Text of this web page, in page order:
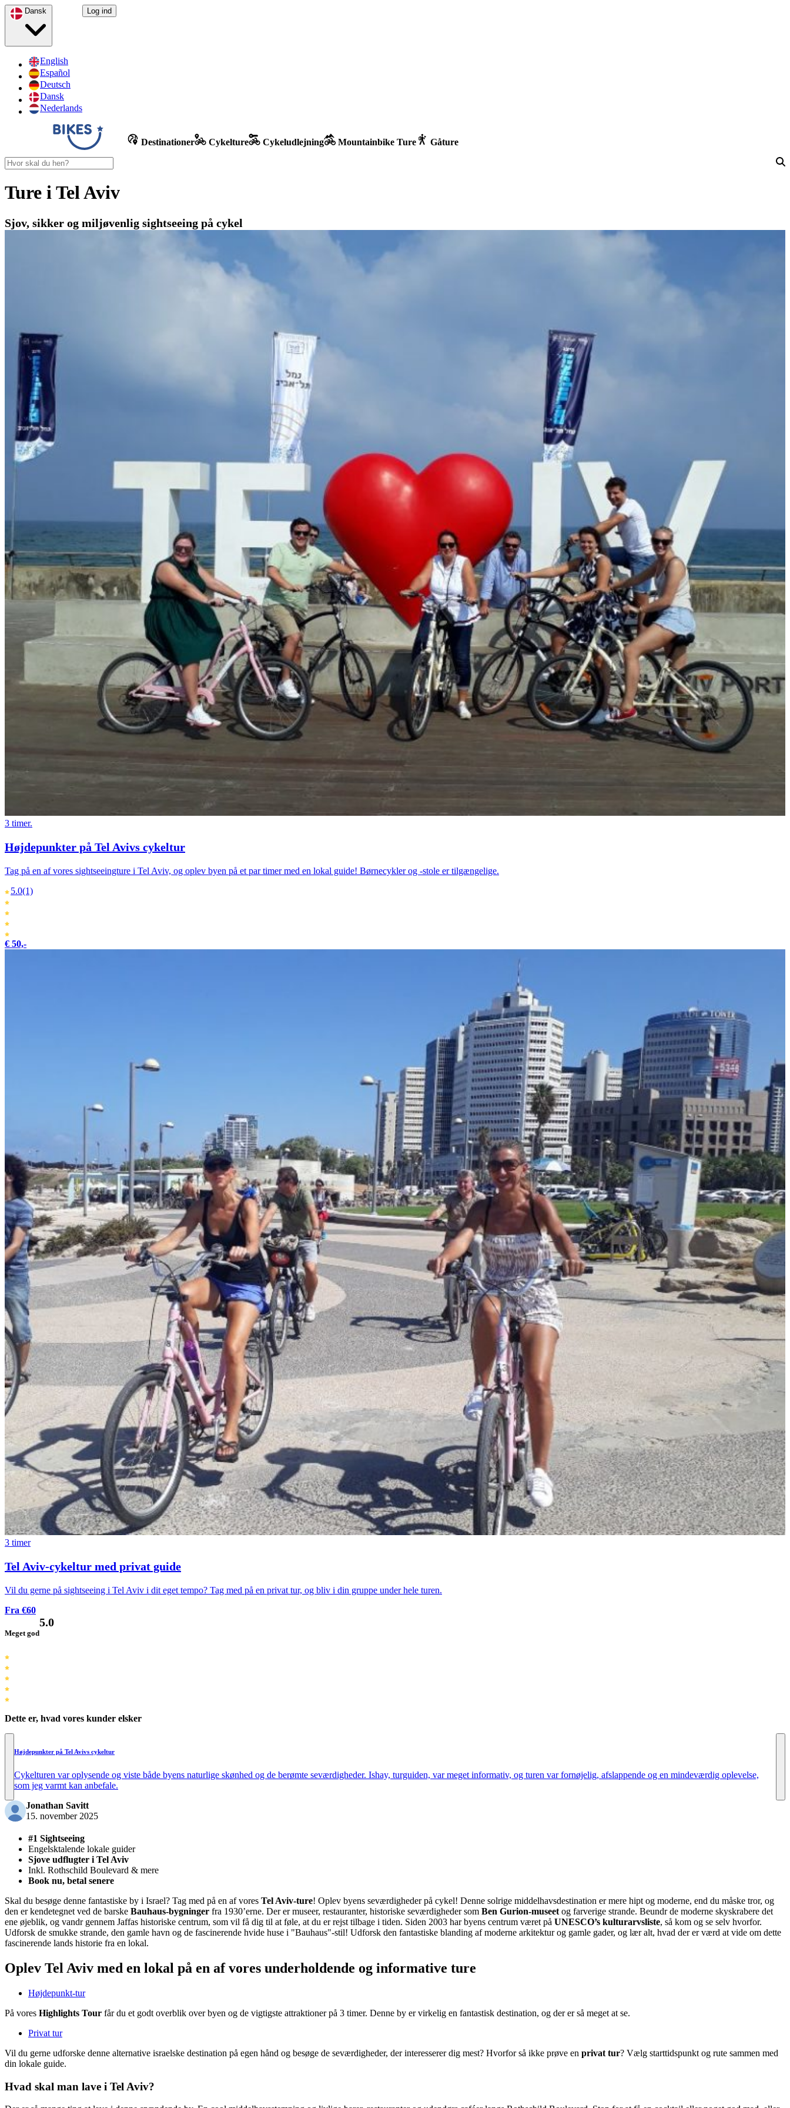
English
Español
Deutsch
Dansk
Nederlands
Log ind
Destinationer Cykelture Cykeludlejning Mountainbike Ture Gåture
Ture i Tel Aviv
Sjov, sikker og miljøvenlig sightseeing på cykel
3 timer.
Højdepunkter på Tel Avivs cykeltur
Tag på en af vores sightseeingture i Tel Aviv, og oplev byen på et par timer med en lokal guide! Børnecykler og -stole er tilgængelige.
5.0(1)
€ 50,-
3 timer
Tel Aviv-cykeltur med privat guide
Vil du gerne på sightseeing i Tel Aviv i dit eget tempo? Tag med på en privat tur, og bliv i din gruppe under hele turen.
Fra €60
Meget god
5.0
Dette er, hvad vores kunder elsker
Højdepunkter på Tel Avivs cykeltur
Cykelturen var oplysende og viste både byens naturlige skønhed og de berømte seværdigheder. Ishay, turguiden, var meget informativ, og turen var fornøjelig, afslappende og en mindeværdig oplevelse,
som jeg varmt kan anbefale.
Jonathan Savitt
15. november 2025
#1 Sightseeing
Engelsktalende lokale guider
Sjove udflugter i Tel Aviv
Inkl. Rothschild Boulevard & mere
Book nu, betal senere
Skal du besøge denne fantastiske by i Israel? Tag med på en af vores Tel Aviv-ture! Oplev byens seværdigheder på cykel! Denne solrige middelhavsdestination er mere hipt og moderne, end du måske tror, og
den er kendetegnet ved de barske Bauhaus-bygninger fra 1930’erne. Der er museer, restauranter, historiske seværdigheder som Ben Gurion-museet og farverige strande. Beundr de moderne skyskrabere det
ene øjeblik, og vandr gennem Jaffas historiske centrum, som vil få dig til at føle, at du er rejst tilbage i tiden. Siden 2003 har byens centrum været på UNESCO’s kulturarvsliste, så kom og se selv hvorfor.
Udforsk de smukke strande, den gamle havn og de fascinerende hvide huse i "Bauhaus"-stil! Udforsk den fantastiske blanding af moderne arkitektur og gamle gader, og lær alt, hvad der er værd at vide om dette
fascinerende lands historie fra en lokal.
Oplev Tel Aviv med en lokal på en af vores underholdende og informative ture
Højdepunkt-tur
På vores Highlights Tour får du et godt overblik over byen og de vigtigste attraktioner på 3 timer. Denne by er virkelig en fantastisk destination, og der er så meget at se.
Privat tur
Vil du gerne udforske denne alternative israelske destination på egen hånd og besøge de seværdigheder, der interesserer dig mest? Hvorfor så ikke prøve en privat tur? Vælg starttidspunkt og rute sammen med
din lokale guide.
Hvad skal man lave i Tel Aviv?